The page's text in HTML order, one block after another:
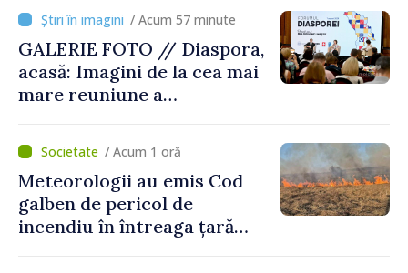
/ Acum 57 minute
GALERIE FOTO // Diaspora,
acasă: Imagini de la cea mai
mare reuniune a
hotare
/ Acum 1 oră
Meteorologii au emis Cod
galben de pericol de
incendiu în întreaga țară